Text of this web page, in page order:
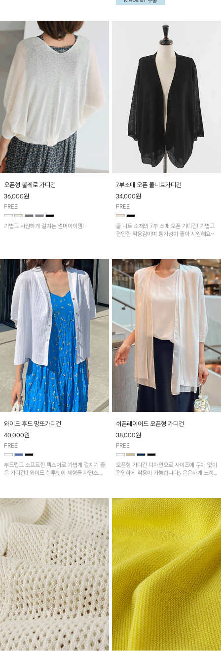
오픈형 볼레로 가디건
36,000원
FREE
가볍고 시원하게 걸치는 썸머아이템!
7부소매 오픈 쿨니트가디건
34,000원
FREE
쿨 니트 소재의 7부 소매 오픈 가디건! 가볍고
편안한 착용감이며 통기성이 좋아 시원해요~
와이드 후드 망또가디건
40,000원
FREE
부드럽고 소프트한 텍스처로 가볍게 걸치기 좋
은 가디건!! 와이드 실루엣이 체형을 자연스럽
쉬폰레이어드 오픈형 가디건
38,000원
FREE
오픈형 가디건 디자인으로 사이즈에 구애 없이
편안하게 착용이 가능합니다:) 은은하게 느껴
한 무드도 챙길 수 있어요!